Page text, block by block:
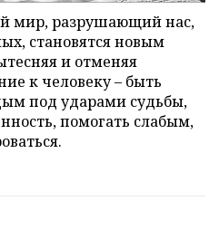
мир, разрушающий нас,
становятся новым
и отменяя
к человеку – быть
под ударами судьбы,
помогать слабым,